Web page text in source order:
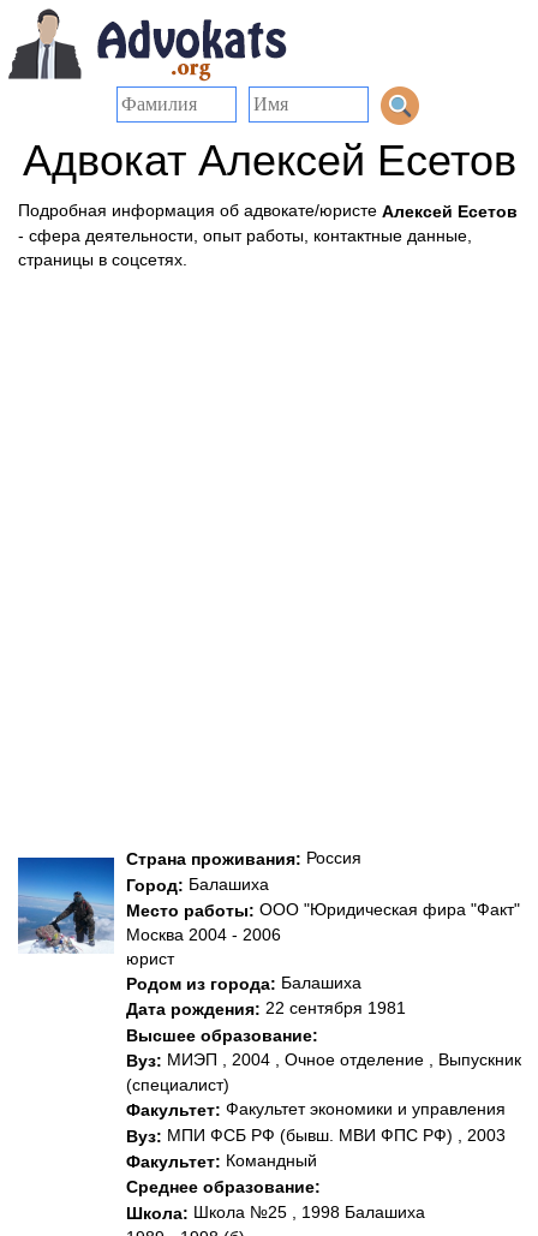
Адвокат Алексей Есетов
Подробная информация об адвокате/юристе Алексей Есетов
- сфера деятельности, опыт работы, контактные данные,
страницы в соцсетях.
Страна проживания: Россия
Город: Балашиха
Место работы: ООО "Юридическая фира "Факт"
Москва 2004 - 2006
юрист
Родом из города: Балашиха
Дата рождения: 22 сентября 1981
Высшее образование:
Вуз: МИЭП , 2004 , Очное отделение , Выпускник
(специалист)
Факультет: Факультет экономики и управления
Вуз: МПИ ФСБ РФ (бывш. МВИ ФПС РФ) , 2003
Факультет: Командный
Среднее образование:
Школа: Школа №25 , 1998 Балашиха